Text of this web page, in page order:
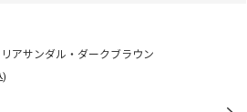
アサンダル・ダークブラウン
)